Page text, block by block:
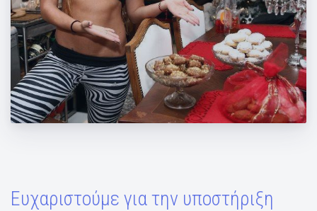
Και μελομακάρονα και κορμί λαμπάδα!
Ευχαριστούμε για την υποστήριξη